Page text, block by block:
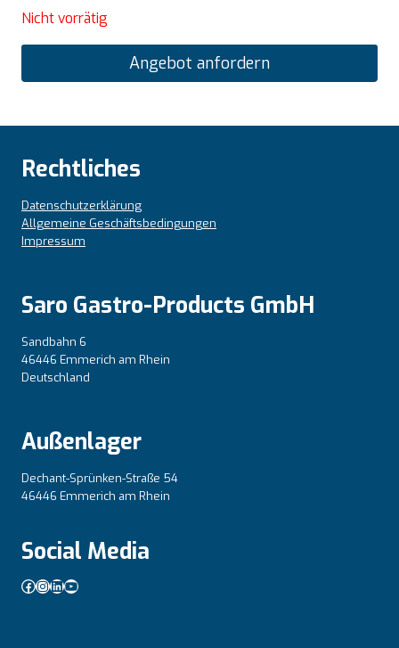
Nicht vorrätig
Angebot anfordern
Rechtliches
Datenschutzerklärung
Allgemeine Geschäftsbedingungen
Impressum
Saro Gastro-Products GmbH
Sandbahn 6
46446 Emmerich am Rhein
Deutschland
Außenlager
Dechant-Sprünken-Straße 54
46446 Emmerich am Rhein
Social Media
Facebook
Instagram
LinkedIn
YouTube